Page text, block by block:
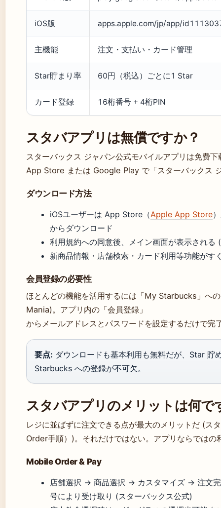
iOS版 apps.apple.com/jp/app/
主機能 注文・支払い・カード管理
Star貯まり率 60円（税込）ごとに1 Star
カード登録 16桁番号 + 4桁PIN
スタバアプリは無償ですか？
スターバックス ジャパン公式モバイルアプリは免费
App Store または Google Play で「スターバックス
ダウンロード方法
iOSユーザーは App Store（Apple App Store
からダウンロード
利用規約への同意後、メイン画面が表示される
新商品情報・店舗検索・カード利用等功能がす
会員登録の必要性
ほとんどの機能を活用するには「My Starbucks」へ
Mania)。アプリ内の「会員登録」
からメールアドレスとパスワードを設定するだけで完
要点: ダウンロードも基本利用も無料だが、Star
Starbucks への登録が不可欠。
スタバアプリのメリットは何で
レジに並ばずに注文できる点が最大のメリットだ (ス
Order手順）)。それだけではない。アプリならでは
Mobile Order & Pay
店舗選択 → 商品選択 → カスタマイズ → 注文
号により受け取り (スターバックス公式)